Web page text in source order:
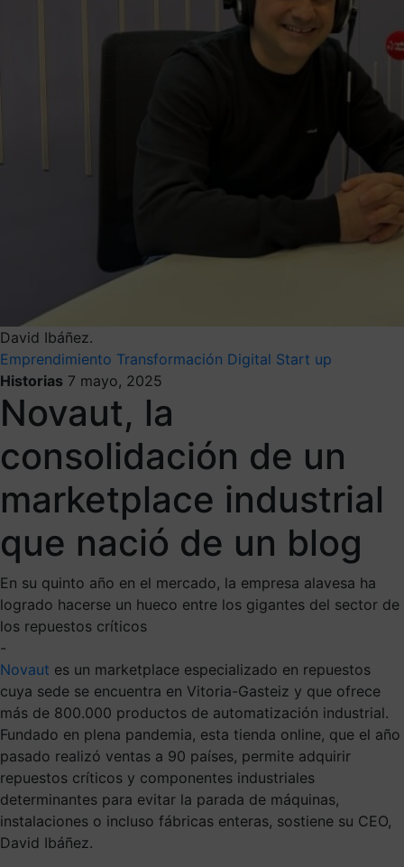
David Ibáñez.
Emprendimiento Transformación Digital Start up
Historias 7 mayo, 2025
Novaut, la
consolidación de un
marketplace industrial
que nació de un blog
En su quinto año en el mercado, la empresa alavesa ha
logrado hacerse un hueco entre los gigantes del sector de
los repuestos críticos
-
Novaut es un marketplace especializado en repuestos
cuya sede se encuentra en Vitoria-Gasteiz y que ofrece
más de 800.000 productos de automatización industrial.
Fundado en plena pandemia, esta tienda online, que el año
pasado realizó ventas a 90 países, permite adquirir
repuestos críticos y componentes industriales
determinantes para evitar la parada de máquinas,
instalaciones o incluso fábricas enteras, sostiene su CEO,
David Ibáñez.